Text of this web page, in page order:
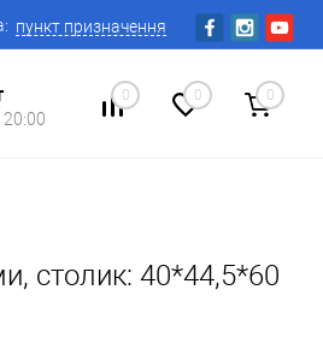
пункт призначення
0 0 0
столик: 40*44,5*60